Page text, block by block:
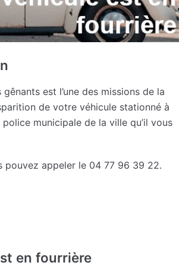
est l’une des missions de la
de votre véhicule stationné à
municipale de la ville qu’il vous
pouvez appeler le 04 77 96 39 22.
en fourrière